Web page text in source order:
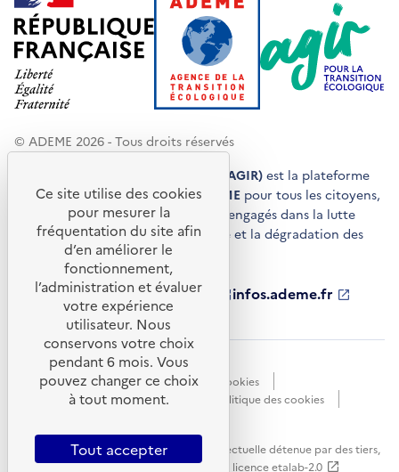
© ADEME 2026 - Tous droits réservés
Agir pour la transition écologique (AGIR) est la plateforme
de conseils et de services de l'ADEME pour tous les citoyens,
acteurs économiques et territoires engagés dans la lutte
contre le réchauffement climatique et la dégradation des
ressources.
ademe.fr
S'ouvre
nouvelle
fenêtre
librairie.ademe.fr
S'ouvre
dans
une
nouvelle
fenêtre
infos.ademe.fr
S'ouvre
nouvelle
ademe.fr/presse
S'ouvre
nouvelle
fenêtre
Accessibilité : non conforme
Données personnelles
Gestion des cookies
Mentions légales
Plan du site
Politique des cookies
dans
Sauf mention explicite de propriété intellectuelle détenue par des tiers,
les contenus de ce site sont proposés sous licence etalab-2.0
Ce site utilise des cookies
pour mesurer la
fréquentation du site afin
d’en améliorer le
fonctionnement,
l’administration et évaluer
votre expérience
utilisateur. Nous
conservons votre choix
pendant 6 mois. Vous
pouvez changer ce choix
à tout moment.
Tout accepter